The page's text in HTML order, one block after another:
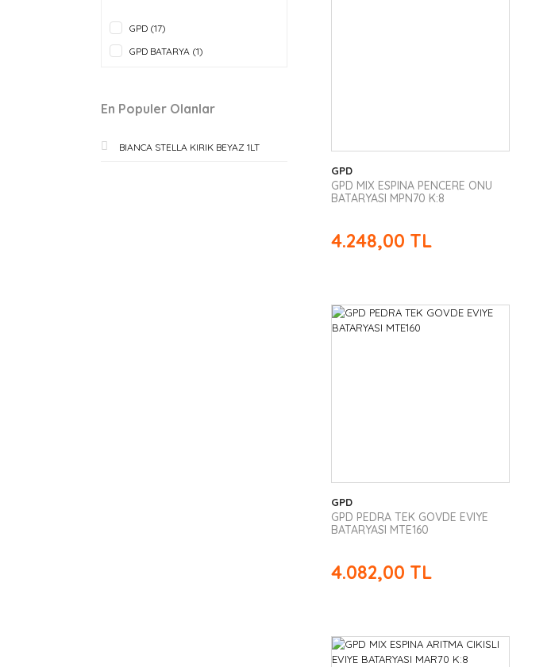
GPD (17)
GPD BATARYA (1)
En Populer Olanlar
BIANCA STELLA KIRIK BEYAZ 1LT
GPD
GPD MIX ESPINA PENCERE ONU
BATARYASI MPN70 K:8
4.248,00 TL
GPD
GPD PEDRA TEK GOVDE EVIYE
BATARYASI MTE160
4.082,00 TL